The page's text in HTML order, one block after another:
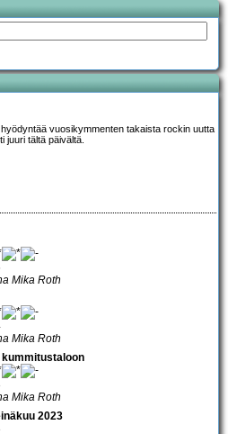
vuosikymmenten takaista rockin uutta
juuri tältä päivältä.
Mika Roth
Mika Roth
kummitustaloon
Mika Roth
2023